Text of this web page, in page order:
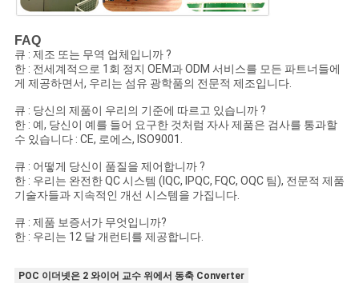
FAQ
큐 : 제조 또는 무역 업체입니까 ?
한 : 전세계적으로 1회 정지 OEM과 ODM 서비스를 모든 파트너들에
게 제공하면서, 우리는 섬유 광학품의 전문적 제조입니다.
큐 : 당신의 제품이 우리의 기준에 따르고 있습니까 ?
한 : 예, 당신이 예를 들어 요구한 것처럼 자사 제품은 검사를 통과할
수 있습니다 : CE, 로에스, ISO9001.
큐 : 어떻게 당신이 품질을 제어합니까 ?
한 : 우리는 완전한 QC 시스템 (IQC, IPQC, FQC, OQC 팀), 전문적 제품
기술자들과 지속적인 개선 시스템을 가집니다.
큐 : 제품 보증서가 무엇입니까?
한 : 우리는 12 달 개런티를 제공합니다.
POC 이더넷은 2 와이어 교수 위에서 동축 Converter